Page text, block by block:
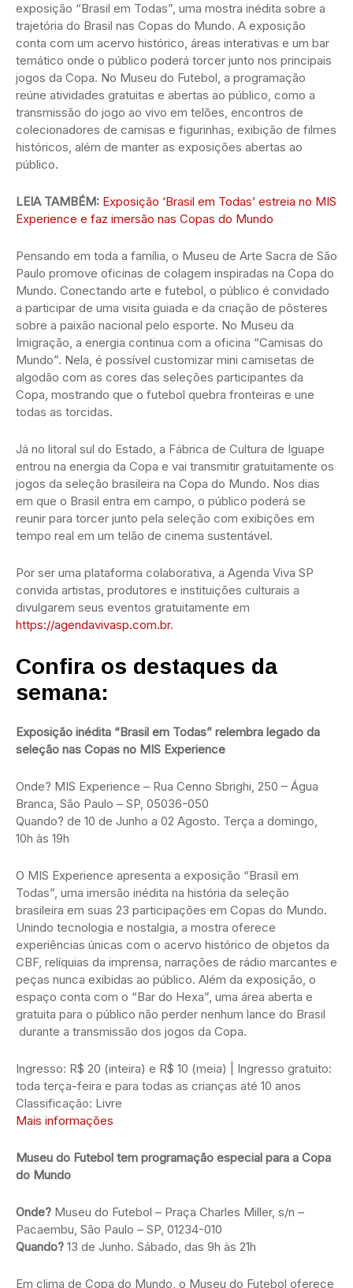
exposição “Brasil em Todas”, uma mostra inédita sobre a
trajetória do Brasil nas Copas do Mundo. A exposição
conta com um acervo histórico, áreas interativas e um bar
temático onde o público poderá torcer junto nos principais
jogos da Copa. No Museu do Futebol, a programação
reúne atividades gratuitas e abertas ao público, como a
transmissão do jogo ao vivo em telões, encontros de
colecionadores de camisas e figurinhas, exibição de filmes
históricos, além de manter as exposições abertas ao
público.
LEIA TAMBÉM: Exposição ‘Brasil em Todas’ estreia no MIS
Experience e faz imersão nas Copas do Mundo
Pensando em toda a família, o Museu de Arte Sacra de São
Paulo promove oficinas de colagem inspiradas na Copa do
Mundo. Conectando arte e futebol, o público é convidado
a participar de uma visita guiada e da criação de pôsteres
sobre a paixão nacional pelo esporte. No Museu da
Imigração, a energia continua com a oficina “Camisas do
Mundo”. Nela, é possível customizar mini camisetas de
algodão com as cores das seleções participantes da
Copa, mostrando que o futebol quebra fronteiras e une
todas as torcidas.
Já no litoral sul do Estado, a Fábrica de Cultura de Iguape
entrou na energia da Copa e vai transmitir gratuitamente os
jogos da seleção brasileira na Copa do Mundo. Nos dias
em que o Brasil entra em campo, o público poderá se
reunir para torcer junto pela seleção com exibições em
tempo real em um telão de cinema sustentável.
Por ser uma plataforma colaborativa, a Agenda Viva SP
convida artistas, produtores e instituições culturais a
divulgarem seus eventos gratuitamente em
https://agendavivasp.com.br.
Confira os destaques da
semana:
Exposição inédita “Brasil em Todas” relembra legado da
seleção nas Copas no MIS Experience
Onde? MIS Experience – Rua Cenno Sbrighi, 250 – Água
Branca, São Paulo – SP, 05036-050
Quando? de 10 de Junho a 02 Agosto. Terça a domingo,
10h às 19h
O MIS Experience apresenta a exposição “Brasil em
Todas”, uma imersão inédita na história da seleção
brasileira em suas 23 participações em Copas do Mundo.
Unindo tecnologia e nostalgia, a mostra oferece
experiências únicas com o acervo histórico de objetos da
CBF, relíquias da imprensa, narrações de rádio marcantes e
peças nunca exibidas ao público. Além da exposição, o
espaço conta com o “Bar do Hexa”, uma área aberta e
gratuita para o público não perder nenhum lance do Brasil
durante a transmissão dos jogos da Copa.
Ingresso: R$ 20 (inteira) e R$ 10 (meia) | Ingresso gratuito:
toda terça-feira e para todas as crianças até 10 anos
Classificação: Livre
Mais informações
Museu do Futebol tem programação especial para a Copa
do Mundo
Onde? Museu do Futebol – Praça Charles Miller, s/n –
Pacaembu, São Paulo – SP, 01234-010
Quando? 13 de Junho. Sábado, das 9h às 21h
Em clima de Copa do Mundo, o Museu do Futebol oferece